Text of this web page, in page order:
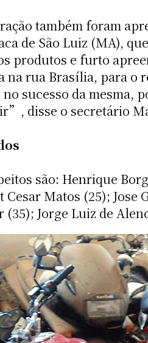
também foram
de São Luiz (MA),
produtos e furto
na rua Brasília, para o
no sucesso da
disse o secretário
são: Henrique
Cesar Matos (25);
(35); Jorge Luiz de